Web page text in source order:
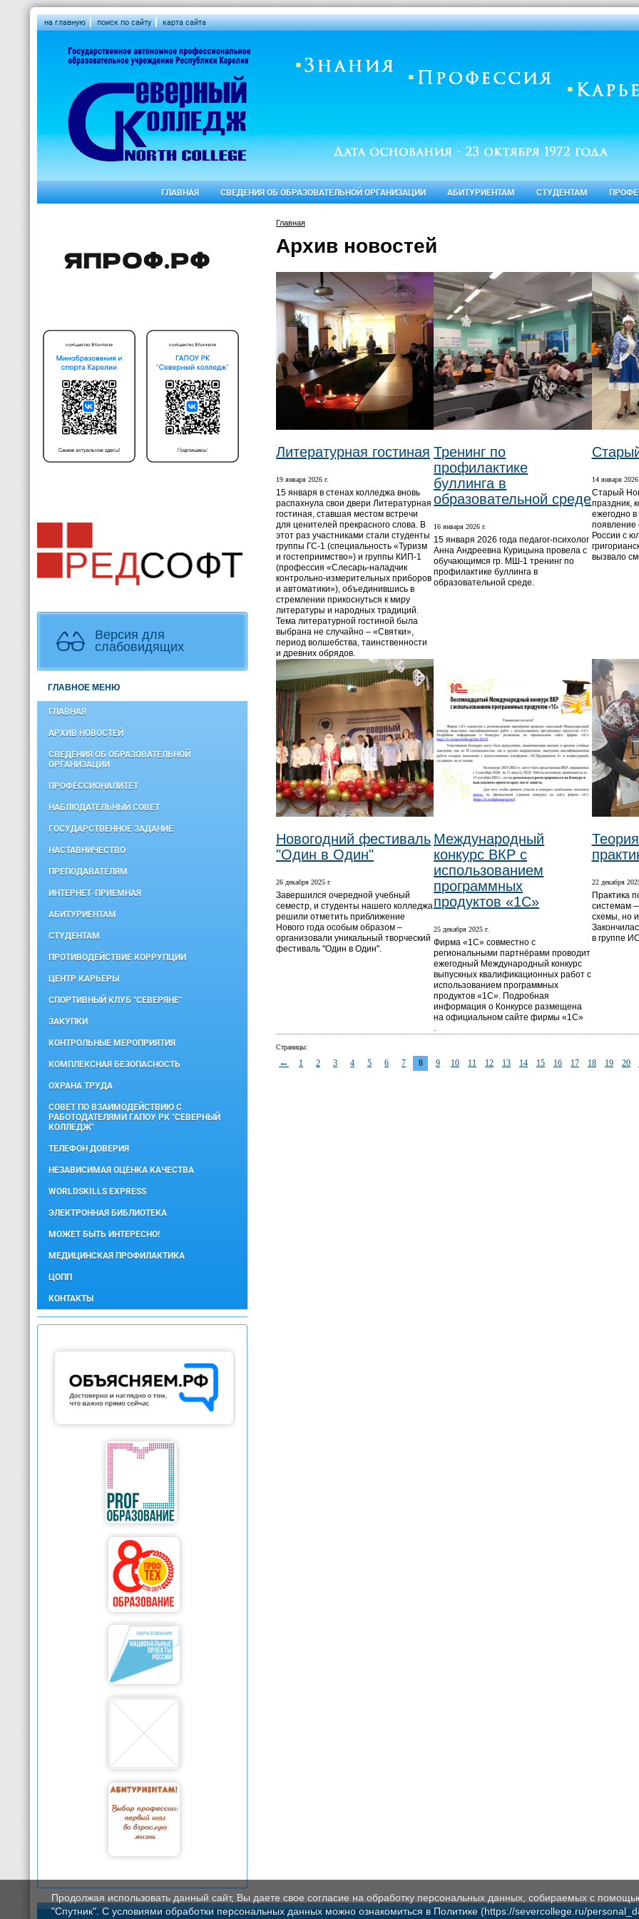
на главную поиск по сайту карта сайта
ГЛАВНАЯ СВЕДЕНИЯ ОБ ОБРАЗОВАТЕЛЬНОЙ ОРГАНИЗАЦИИ АБИТУРИЕНТАМ СТУДЕНТАМ
Версия для
слабовидящих
ГЛАВНОЕ МЕНЮ
ГЛАВНАЯ
АРХИВ НОВОСТЕЙ
СВЕДЕНИЯ ОБ ОБРАЗОВАТЕЛЬНОЙ
ОРГАНИЗАЦИИ
ПРОФЕССИОНАЛИТЕТ
НАБЛЮДАТЕЛЬНЫЙ СОВЕТ
ГОСУДАРСТВЕННОЕ ЗАДАНИЕ
НАСТАВНИЧЕСТВО
ПРЕПОДАВАТЕЛЯМ
ИНТЕРНЕТ-ПРИЕМНАЯ
АБИТУРИЕНТАМ
СТУДЕНТАМ
ПРОТИВОДЕЙСТВИЕ КОРРУПЦИИ
ЦЕНТР КАРЬЕРЫ
СПОРТИВНЫЙ КЛУБ "СЕВЕРЯНЕ"
ЗАКУПКИ
КОНТРОЛЬНЫЕ МЕРОПРИЯТИЯ
КОМПЛЕКСНАЯ БЕЗОПАСНОСТЬ
ОХРАНА ТРУДА
СОВЕТ ПО ВЗАИМОДЕЙСТВИЮ С
РАБОТОДАТЕЛЯМИ ГАПОУ РК "СЕВЕРНЫЙ
КОЛЛЕДЖ"
ТЕЛЕФОН ДОВЕРИЯ
НЕЗАВИСИМАЯ ОЦЕНКА КАЧЕСТВА
WORLDSKILLS EXPRESS
ЭЛЕКТРОННАЯ БИБЛИОТЕКА
МОЖЕТ БЫТЬ ИНТЕРЕСНО!
МЕДИЦИНСКАЯ ПРОФИЛАКТИКА
ЦОПП
КОНТАКТЫ
Главная
Архив новостей
Литературная гостиная
19 января 2026 г.
15 января в стенах колледжа вновь
распахнула свои двери Литературная
гостиная, ставшая местом встречи
для ценителей прекрасного слова. В
этот раз участниками стали студенты
группы ГС-1 (специальность «Туризм
и гостеприимство») и группы КИП-1
(профессия «Слесарь-наладчик
контрольно-измерительных приборов
и автоматики»), объединившись в
стремлении прикоснуться к миру
литературы и народных традиций.
Тема литературной гостиной была
выбрана не случайно – «Святки»,
период волшебства, таинственности
и древних обрядов.
Тренинг по
профилактике
буллинга в
образовательной среде
16 января 2026 г.
15 января 2026 года педагог-психолог
Анна Андреевна Курицына провела с
обучающимся гр. МШ-1 тренинг по
профилактике буллинга в
образовательной среде.
14 января 2026
Старый
праздник,
ежегодно в
появление
России с
вызвало
Новогодний фестиваль
"Один в Один"
26 декабря 2025 г.
Завершился очередной учебный
семестр, и студенты нашего колледжа
решили отметить приближение
Нового года особым образом –
организовали уникальный творческий
фестиваль "Один в Один".
Международный
конкурс ВКР с
использованием
программных
продуктов «1С»
25 декабря 2025 г.
Фирма «1С» совместно с
региональными партнёрами проводит
ежегодный Международный конкурс
выпускных квалификационных работ с
использованием программных
продуктов «1С». Подробная
информация о Конкурсе размещена
на официальном сайте фирмы «1С»
.
22 декабря
Практика
системам
схемы, но
в группе
Страницы:
← 1 2 3 4 5 6 7 8 9 10 11 12 13 14 15 16 17 18 19 20
Продолжая использовать данный сайт, Вы даете свое согласие на обработку персональных данных, собираемых с
"Спутник". С условиями обработки персональных данных можно ознакомиться в Политике (https://severcollege.ru/